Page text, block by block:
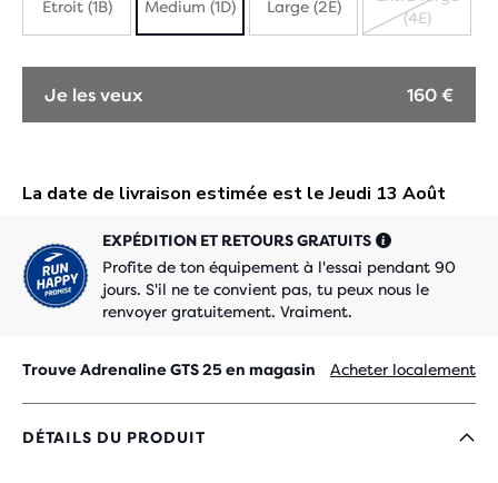
Étroit (1B) Medium (1D) Large (2E)
ÉPUISÉ
(4E)
Je les veux 160 €
EXPÉDITION ET RETOURS GRATUITS
Profite de ton équipement à l'essai pendant 90
jours. S'il ne te convient pas, tu peux nous le
renvoyer gratuitement. Vraiment.
Trouve Adrenaline GTS 25 en magasin Acheter localement
DÉTAILS DU PRODUIT